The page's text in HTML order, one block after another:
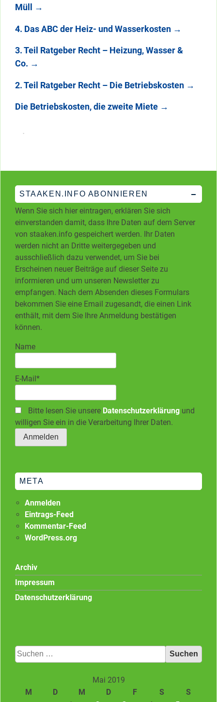
Müll
→
4. Das ABC der Heiz- und Wasserkosten →
3. Teil Ratgeber Recht – Heizung, Wasser &
Co. →
2. Teil Ratgeber Recht – Die Betriebskosten →
Die Betriebskosten, die zweite Miete →
STAAKEN.INFO ABONNIEREN
Wenn Sie sich hier eintragen, erklären Sie sich
einverstanden damit, dass Ihre Daten auf dem Server
von staaken.info gespeichert werden. Ihr Daten
werden nicht an Dritte weitergegeben und
ausschließlich dazu verwendet, um Sie bei
Erscheinen neuer Beiträge auf dieser Seite zu
informieren und um unseren Newsletter zu
empfangen. Nach dem Absenden dieses Formulars
bekommen Sie eine Email zugesandt, die einen Link
enthält, mit dem Sie Ihre Anmeldung bestätigen
können.
Name
E-Mail*
Bitte lesen Sie unsere Datenschutzerklärung und
willigen Sie ein in die Verarbeitung Ihrer Daten.
META
Anmelden
Eintrags-Feed
Kommentar-Feed
WordPress.org
Archiv
Impressum
Datenschutzerklärung
Suchen
nach:
Mai 2019
M
D M D F S
S